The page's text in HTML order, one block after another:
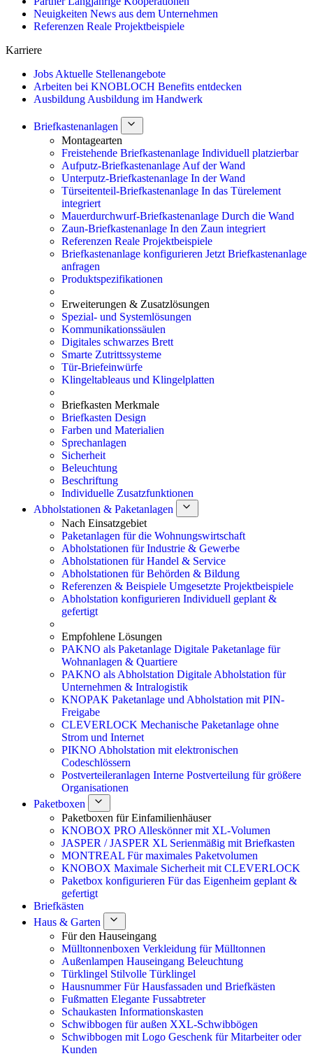
Neuigkeiten News aus dem Unternehmen
Referenzen Reale Projektbeispiele
Karriere
Jobs Aktuelle Stellenangebote
Arbeiten bei KNOBLOCH Benefits entdecken
Ausbildung Ausbildung im Handwerk
Briefkastenanlagen
Montagearten
Freistehende Briefkastenanlage Individuell platzierbar
Aufputz-Briefkastenanlage Auf der Wand
Unterputz-Briefkastenanlage In der Wand
Türseitenteil-Briefkastenanlage In das Türelement
integriert
Mauerdurchwurf-Briefkastenanlage Durch die Wand
Zaun-Briefkastenanlage In den Zaun integriert
Referenzen Reale Projektbeispiele
Briefkastenanlage konfigurieren Jetzt Briefkastenanlage
anfragen
Produktspezifikationen
Erweiterungen & Zusatzlösungen
Spezial- und Systemlösungen
Kommunikationssäulen
Digitales schwarzes Brett
Smarte Zutrittssysteme
Tür-Briefeinwürfe
Klingeltableaus und Klingelplatten
Briefkasten Merkmale
Briefkasten Design
Farben und Materialien
Sprechanlagen
Sicherheit
Beleuchtung
Beschriftung
Individuelle Zusatzfunktionen
Abholstationen & Paketanlagen
Nach Einsatzgebiet
Paketanlagen für die Wohnungswirtschaft
Abholstationen für Industrie & Gewerbe
Abholstationen für Handel & Service
Abholstationen für Behörden & Bildung
Referenzen & Beispiele Umgesetzte Projektbeispiele
Abholstation konfigurieren Individuell geplant &
gefertigt
Empfohlene Lösungen
PAKNO als Paketanlage Digitale Paketanlage für
Wohnanlagen & Quartiere
PAKNO als Abholstation Digitale Abholstation für
Unternehmen & Intralogistik
KNOPAK Paketanlage und Abholstation mit PIN-
Freigabe
CLEVERLOCK Mechanische Paketanlage ohne
Strom und Internet
PIKNO Abholstation mit elektronischen
Codeschlössern
Postverteileranlagen Interne Postverteilung für größere
Organisationen
Paketboxen
Paketboxen für Einfamilienhäuser
KNOBOX PRO Alleskönner mit XL-Volumen
JASPER / JASPER XL Serienmäßig mit Briefkasten
MONTREAL Für maximales Paketvolumen
KNOBOX Maximale Sicherheit mit CLEVERLOCK
Paketbox konfigurieren Für das Eigenheim geplant &
gefertigt
Briefkästen
Haus & Garten
Für den Hauseingang
Mülltonnenboxen Verkleidung für Mülltonnen
Außenlampen Hauseingang Beleuchtung
Türklingel Stilvolle Türklingel
Hausnummer Für Hausfassaden und Briefkästen
Fußmatten Elegante Fussabtreter
Schaukasten Informationskasten
Schwibbogen für außen XXL-Schwibbögen
Schwibbogen mit Logo Geschenk für Mitarbeiter oder
Kunden